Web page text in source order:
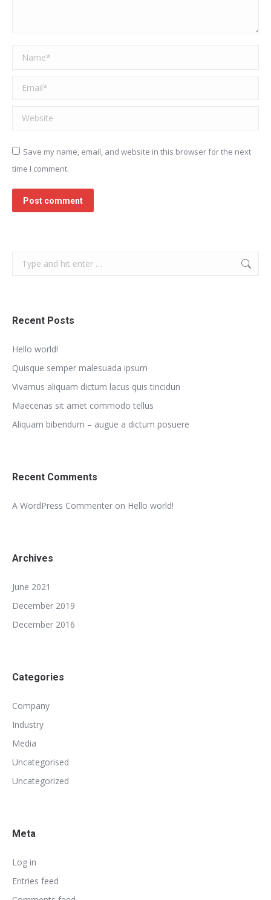
Name *
Email *
Website
Save my name, email, and website in this browser for the next
time I comment.
Post comment
Search:
Recent Posts
Hello world!
Quisque semper malesuada ipsum
Vivamus aliquam dictum lacus quis tincidun
Maecenas sit amet commodo tellus
Aliquam bibendum – augue a dictum posuere
Recent Comments
A WordPress Commenter on Hello world!
Archives
June 2021
December 2019
December 2016
Categories
Company
Industry
Media
Uncategorised
Uncategorized
Meta
Log in
Entries feed